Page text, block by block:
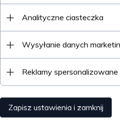
Kratka posiada
Analityczne ciasteczka
Wysyłanie danych
Reklamy spersonalizowane
Zapisz ustawienia i zamknij